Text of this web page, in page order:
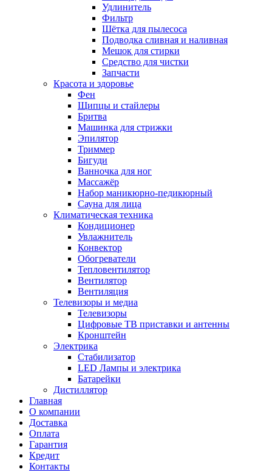
Удлинитель
Фильтр
Шётка для пылесоса
Подводка сливная и наливная
Мешок для стирки
Средство для чистки
Запчасти
Красота и здоровье
Фен
Щипцы и стайлеры
Бритва
Машинка для стрижки
Эпилятор
Триммер
Бигуди
Ванночка для ног
Массажёр
Набор маникюрно-педикюрный
Сауна для лица
Климатическая техника
Кондиционер
Увлажнитель
Конвектор
Обогреватели
Тепловентилятор
Вентилятор
Вентиляция
Телевизоры и медиа
Телевизоры
Цифровые ТВ приставки и антенны
Кронштейн
Электрика
Стабилизатор
LED Лампы и электрика
Батарейки
Дистиллятор
Главная
О компании
Доставка
Оплата
Гарантия
Кредит
Контакты